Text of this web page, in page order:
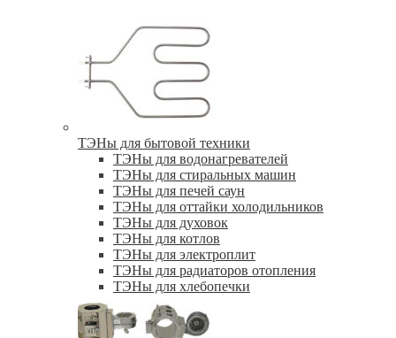
ТЭНы для бытовой техники
ТЭНы для водонагревателей
ТЭНы для стиральных машин
ТЭНы для печей саун
ТЭНы для оттайки холодильников
ТЭНы для духовок
ТЭНы для котлов
ТЭНы для электроплит
ТЭНы для радиаторов отопления
ТЭНы для хлебопечки